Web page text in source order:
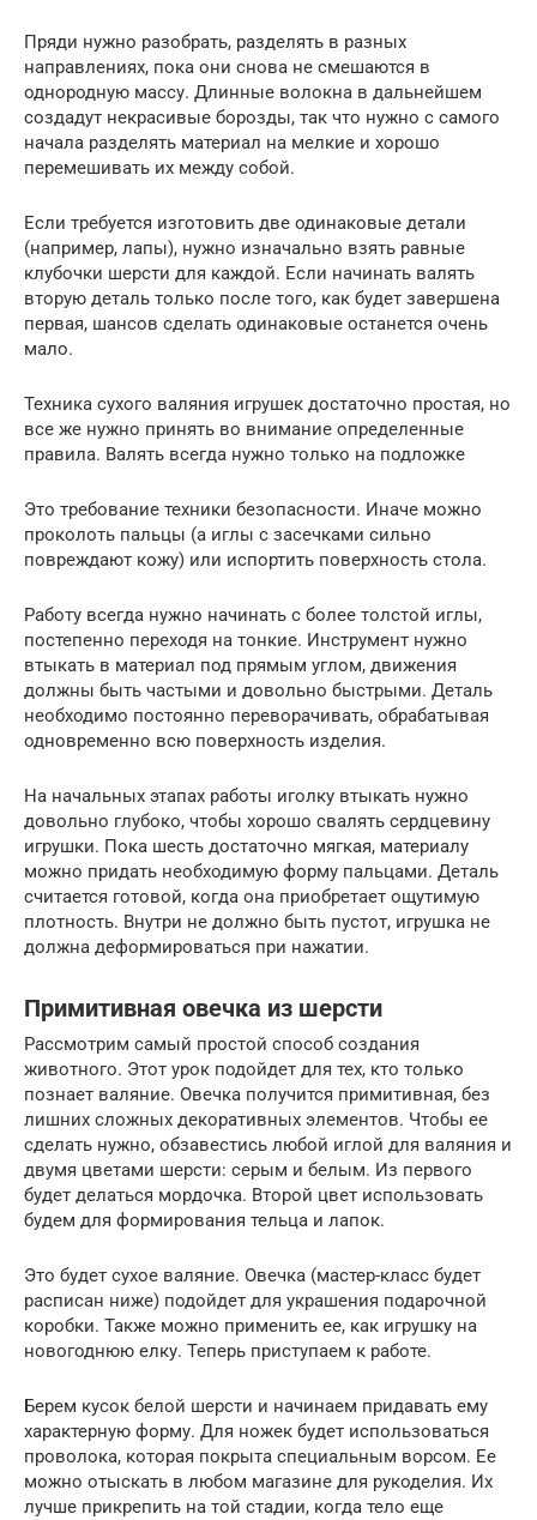
Пряди нужно разобрать, разделять в разных
направлениях, пока они снова не смешаются в
однородную массу. Длинные волокна в дальнейшем
создадут некрасивые борозды, так что нужно с самого
начала разделять материал на мелкие и хорошо
перемешивать их между собой.
Если требуется изготовить две одинаковые детали
(например, лапы), нужно изначально взять равные
клубочки шерсти для каждой. Если начинать валять
вторую деталь только после того, как будет завершена
первая, шансов сделать одинаковые останется очень
мало.
Техника сухого валяния игрушек достаточно простая, но
все же нужно принять во внимание определенные
правила. Валять всегда нужно только на подложке
Это требование техники безопасности. Иначе можно
проколоть пальцы (а иглы с засечками сильно
повреждают кожу) или испортить поверхность стола.
Работу всегда нужно начинать с более толстой иглы,
постепенно переходя на тонкие. Инструмент нужно
втыкать в материал под прямым углом, движения
должны быть частыми и довольно быстрыми. Деталь
необходимо постоянно переворачивать, обрабатывая
одновременно всю поверхность изделия.
На начальных этапах работы иголку втыкать нужно
довольно глубоко, чтобы хорошо свалять сердцевину
игрушки. Пока шесть достаточно мягкая, материалу
можно придать необходимую форму пальцами. Деталь
считается готовой, когда она приобретает ощутимую
плотность. Внутри не должно быть пустот, игрушка не
должна деформироваться при нажатии.
Примитивная овечка из шерсти
Рассмотрим самый простой способ создания
животного. Этот урок подойдет для тех, кто только
познает валяние. Овечка получится примитивная, без
лишних сложных декоративных элементов. Чтобы ее
сделать нужно, обзавестись любой иглой для валяния и
двумя цветами шерсти: серым и белым. Из первого
будет делаться мордочка. Второй цвет использовать
будем для формирования тельца и лапок.
Это будет сухое валяние. Овечка (мастер-класс будет
расписан ниже) подойдет для украшения подарочной
коробки. Также можно применить ее, как игрушку на
новогоднюю елку. Теперь приступаем к работе.
Берем кусок белой шерсти и начинаем придавать ему
характерную форму. Для ножек будет использоваться
проволока, которая покрыта специальным ворсом. Ее
можно отыскать в любом магазине для рукоделия. Их
лучше прикрепить на той стадии, когда тело еще